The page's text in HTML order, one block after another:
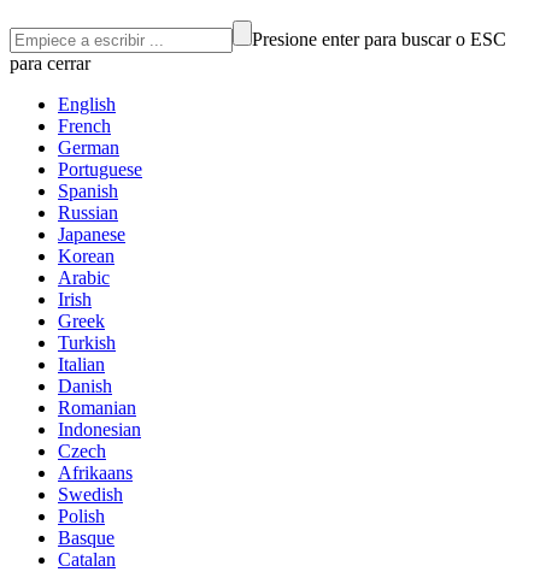
Presione enter para buscar o ESC
para cerrar
English
French
German
Portuguese
Spanish
Russian
Japanese
Korean
Arabic
Irish
Greek
Turkish
Italian
Danish
Romanian
Indonesian
Czech
Afrikaans
Swedish
Polish
Basque
Catalan